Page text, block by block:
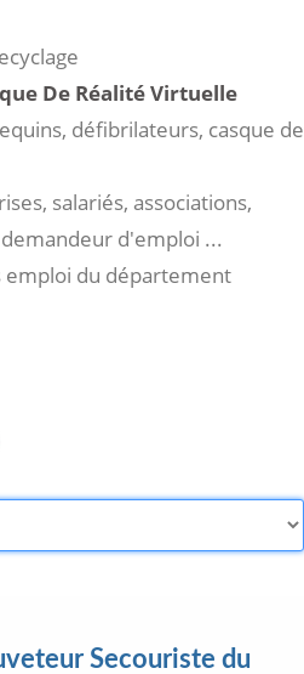
De Réalité Virtuelle
défibrilateurs, casque de
salariés, associations,
d'emploi ...
emploi du département
Secouriste du